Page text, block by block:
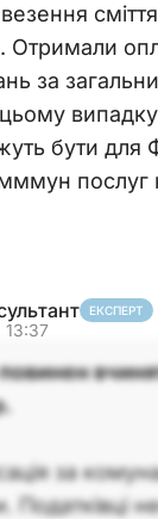
Отримали
за
бути
послуг
ЕКСПЕРТ
за
Податківці